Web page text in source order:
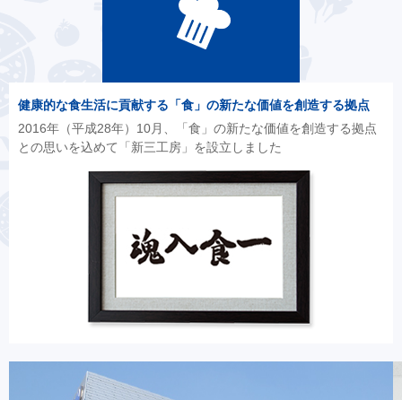
健康的な食生活に貢献する「食」の新たな価値を創造する拠点
2016年（平成28年）10月、「食」の新たな価値を創造する拠点
との思いを込めて「新三工房」を設立しました